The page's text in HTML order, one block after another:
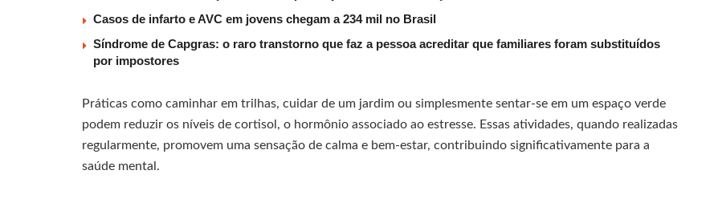
Casos de infarto e AVC em jovens chegam a 234 mil no Brasil
Síndrome de Capgras: o raro transtorno que faz a pessoa acreditar que familiares foram substituídos
por impostores
Práticas como caminhar em trilhas, cuidar de um jardim ou simplesmente sentar-se em um espaço verde
podem reduzir os níveis de cortisol, o hormônio associado ao estresse. Essas atividades, quando realizadas
regularmente, promovem uma sensação de calma e bem-estar, contribuindo significativamente para a
saúde mental.